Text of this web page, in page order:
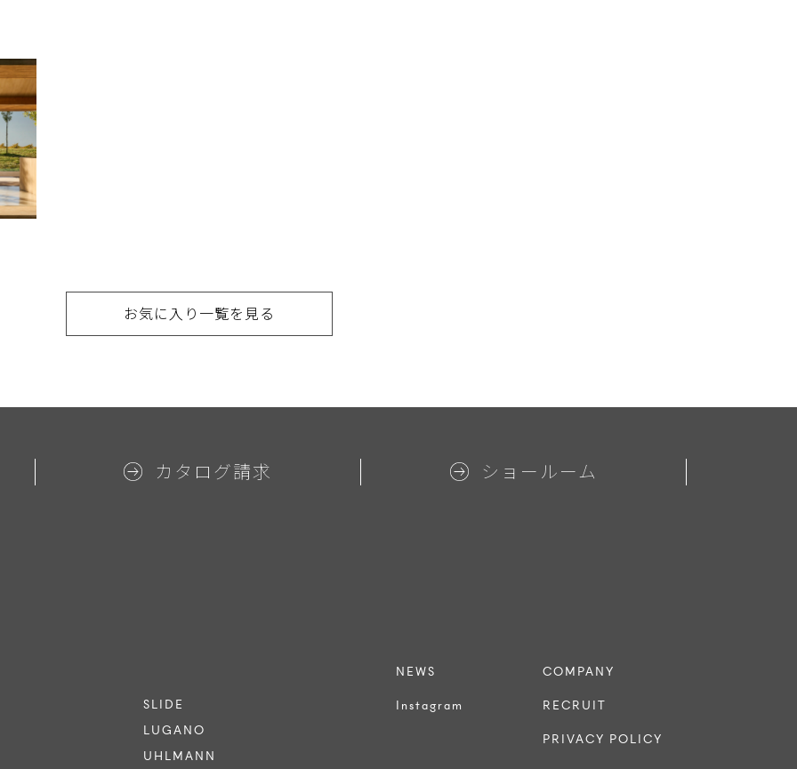
お気に入り一覧を見る
カタログ請求 ショールーム
SLIDE
LUGANO
UHLMANN
NEWS
Instagram
COMPANY
RECRUIT
PRIVACY POLICY